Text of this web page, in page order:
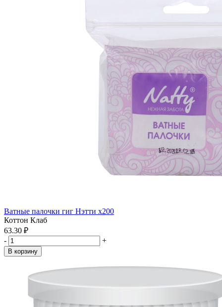
Ватные палочки гиг Нэтти x200
Коттон Клаб
63.30 ₽
-
+
В корзину